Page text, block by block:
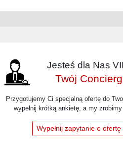
Jesteś dla Nas
Twój
Przygotujemy Ci specjalną ofertę do
wypełnij krótką ankietę, a my
Wypełnij zapytanie o ofertę